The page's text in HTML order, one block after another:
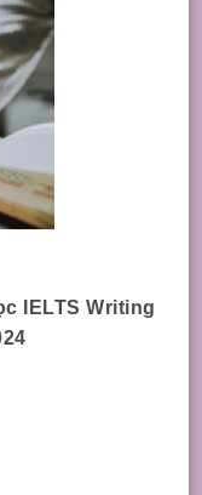
IELTS Writing